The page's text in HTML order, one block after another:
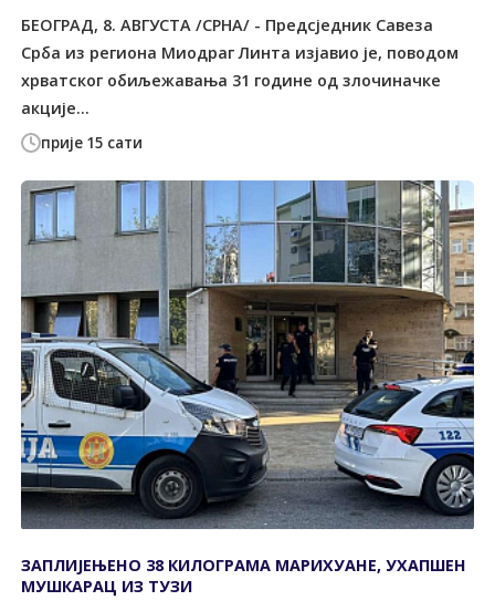
прије 15 сати
БЕОГРАД, 8. АВГУСТА /СРНА/ - Предсједник Савеза
Срба из региона Миодраг Линта изјавио је, поводом
хрватског обиљежавања 31 године од злочиначке
акције...
ЗАПЛИЈЕЊЕНО 38 КИЛОГРАМА МАРИХУАНЕ, УХАПШЕН
МУШКАРАЦ ИЗ ТУЗИ